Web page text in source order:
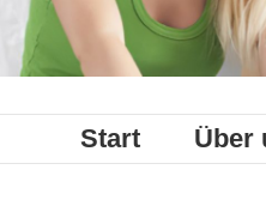
Start Über